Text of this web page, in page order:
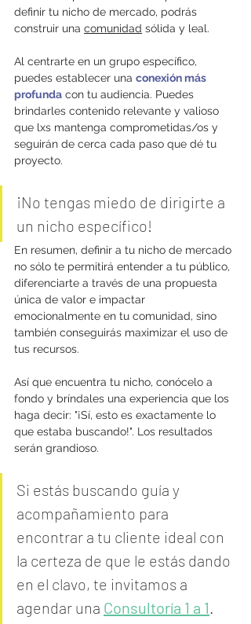
definir tu nicho de mercado, podrás
construir una comunidad sólida y leal.
Al centrarte en un grupo específico,
puedes establecer una conexión más
profunda con tu audiencia. Puedes
brindarles contenido relevante y valioso
que lxs mantenga comprometidas/os y
seguirán de cerca cada paso que dé tu
proyecto.
¡No tengas miedo de dirigirte a
un nicho específico!
En resumen, definir a tu nicho de mercado
no sólo te permitirá entender a tu público,
diferenciarte a través de una propuesta
única de valor e impactar
emocionalmente en tu comunidad, sino
también conseguirás maximizar el uso de
tus recursos.
Así que encuentra tu nicho, conócelo a
fondo y bríndales una experiencia que los
haga decir: "¡Sí, esto es exactamente lo
que estaba buscando!". Los resultados
serán grandioso.
Si estás buscando guía y
acompañamiento para
encontrar a tu cliente ideal con
la certeza de que le estás dando
en el clavo, te invitamos a
agendar una Consultoría 1 a 1